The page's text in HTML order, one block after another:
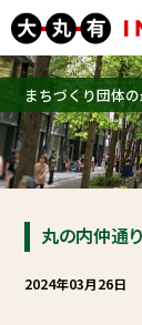
まちづくり団体
丸の内仲通
2024年03月26日